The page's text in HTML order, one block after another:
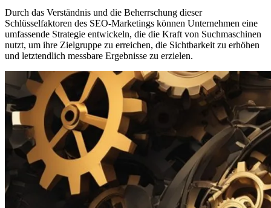
Durch das Verständnis und die Beherrschung dieser
Schlüsselfaktoren des SEO-Marketings können Unternehmen eine
umfassende Strategie entwickeln, die die Kraft von Suchmaschinen
nutzt, um ihre Zielgruppe zu erreichen, die Sichtbarkeit zu erhöhen
und letztendlich messbare Ergebnisse zu erzielen.